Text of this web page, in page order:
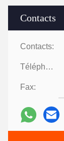
Contacts
Contacts:
Téléphone:
Fax: